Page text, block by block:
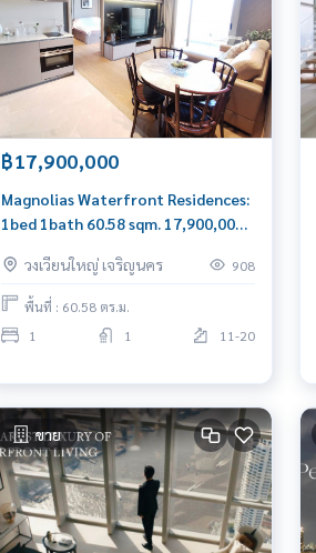
฿17,900,000
Magnolias Waterfront Residences:
1bed 1bath 60.58 sqm. 17,900,000
วงเวียนใหญ่ เจริญนคร
908
พื้นที่ : 60.58 ตร.ม.
1
1 11-20
ขาย